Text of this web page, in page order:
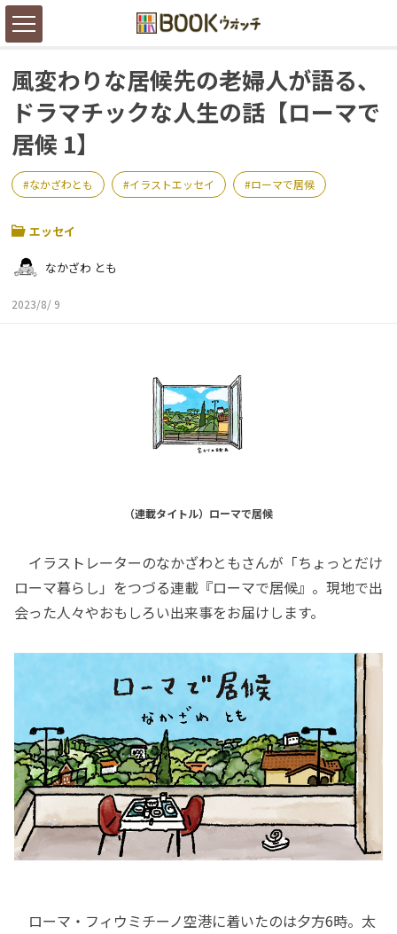
風変わりな居候先の老婦人が語る、
ドラマチックな人生の話【ローマで
居候 1】
なかざわとも イラストエッセイ ローマで居候
エッセイ
なかざわ とも
2023/8/ 9
（連載タイトル）ローマで居候
イラストレーターのなかざわともさんが「ちょっとだけ
ローマ暮らし」をつづる連載『ローマで居候』。現地で出
会った人々やおもしろい出来事をお届けします。
ローマ・フィウミチーノ空港に着いたのは夕方6時。太